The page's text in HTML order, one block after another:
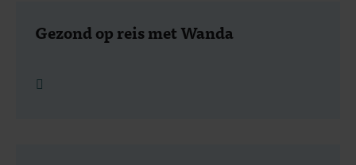
Gezond op reis met Wanda
Lees meer